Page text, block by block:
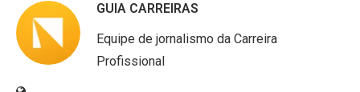
GUIA CARREIRAS
Equipe de jornalismo da Carreira
Profissional